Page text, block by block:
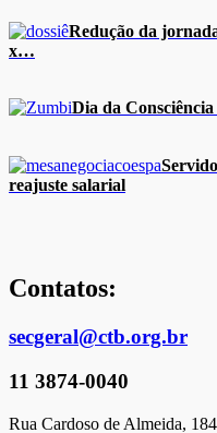
Redução da
x…
Dia da
reajuste salarial
Contatos:
secgeral@ctb.org.br
11 3874-0040
Rua Cardoso de Almeida,